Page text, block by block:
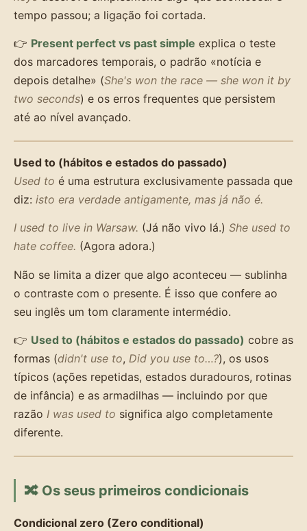
tempo passou; a ligação foi cortada.
👉 Present perfect vs past simple explica o teste
dos marcadores temporais, o padrão «notícia e
depois detalhe» (She's won the race — she won it by
two seconds) e os erros frequentes que persistem
até ao nível avançado.
Used to (hábitos e estados do passado)
Used to é uma estrutura exclusivamente passada que
diz: isto era verdade antigamente, mas já não é.
I used to live in Warsaw. (Já não vivo lá.) She used to
hate coffee. (Agora adora.)
Não se limita a dizer que algo aconteceu — sublinha
o contraste com o presente. É isso que confere ao
seu inglês um tom claramente intermédio.
👉 Used to (hábitos e estados do passado) cobre as
formas (didn't use to, Did you use to…?), os usos
típicos (ações repetidas, estados duradouros, rotinas
de infância) e as armadilhas — incluindo por que
razão I was used to significa algo completamente
diferente.
🔀 Os seus primeiros condicionais
Condicional zero (Zero conditional)